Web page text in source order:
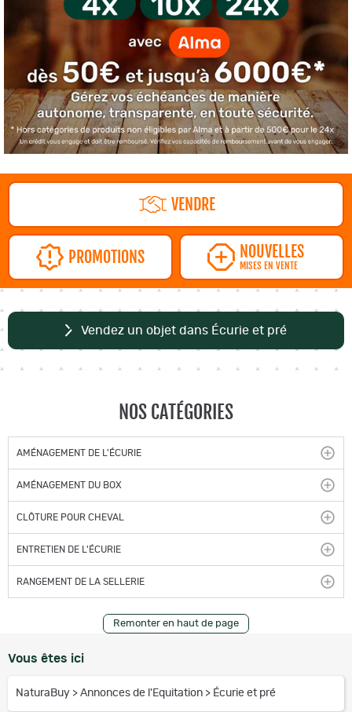
VENDRE
PROMOTIONS NOUVELLES
MISES EN VENTE
Vendez un objet dans Écurie et pré
NOS CATÉGORIES
AMÉNAGEMENT DE L'ÉCURIE
AMÉNAGEMENT DU BOX
CLÔTURE POUR CHEVAL
ENTRETIEN DE L'ÉCURIE
RANGEMENT DE LA SELLERIE
Remonter en haut de page
Vous êtes ici
NaturaBuy > Annonces de l'Equitation > Écurie et pré